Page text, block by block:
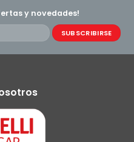
y novedades!